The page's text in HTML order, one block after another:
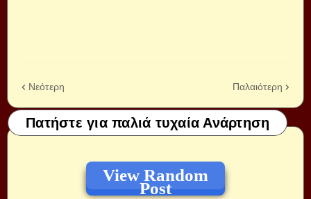
Νεότερη Παλαιότερη
Πατήστε για παλιά τυχαία Ανάρτηση
View Random
Post